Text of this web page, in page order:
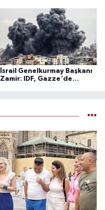
İsrail Genelkurmay Başkanı
Zamir: IDF, Gazze'de